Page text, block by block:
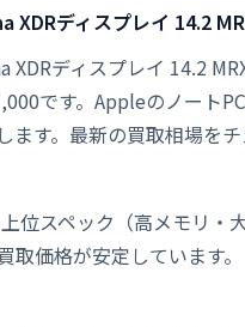
ディスプレイ 14.2
ディスプレイ 14.2
です。Appleのノート
ます。最新の買取相場を
位スペック（高メモリ・
価格が安定しています。